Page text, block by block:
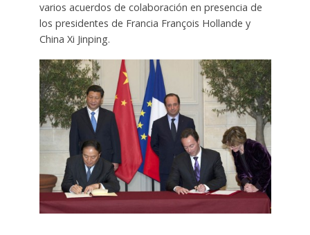
varios acuerdos de colaboración en presencia de
los presidentes de Francia François Hollande y
China Xi Jinping.